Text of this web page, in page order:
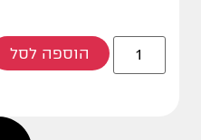
הוספה לסל